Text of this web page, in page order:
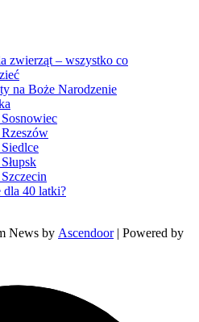
zwierząt – wszystko co
na Boże Narodzenie
dla 40 latki?
News by Ascendoor| Powered by